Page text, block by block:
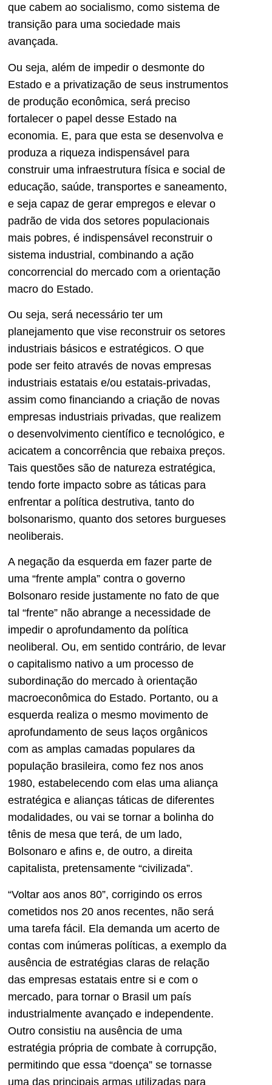
que cabem ao socialismo, como sistema de
transição para uma sociedade mais
avançada.
Ou seja, além de impedir o desmonte do
Estado e a privatização de seus instrumentos
de produção econômica, será preciso
fortalecer o papel desse Estado na
economia. E, para que esta se desenvolva e
produza a riqueza indispensável para
construir uma infraestrutura física e social de
educação, saúde, transportes e saneamento,
e seja capaz de gerar empregos e elevar o
padrão de vida dos setores populacionais
mais pobres, é indispensável reconstruir o
sistema industrial, combinando a ação
concorrencial do mercado com a orientação
macro do Estado.
Ou seja, será necessário ter um
planejamento que vise reconstruir os setores
industriais básicos e estratégicos. O que
pode ser feito através de novas empresas
industriais estatais e/ou estatais-privadas,
assim como financiando a criação de novas
empresas industriais privadas, que realizem
o desenvolvimento científico e tecnológico, e
acicatem a concorrência que rebaixa preços.
Tais questões são de natureza estratégica,
tendo forte impacto sobre as táticas para
enfrentar a política destrutiva, tanto do
bolsonarismo, quanto dos setores burgueses
neoliberais.
A negação da esquerda em fazer parte de
uma “frente ampla” contra o governo
Bolsonaro reside justamente no fato de que
tal “frente” não abrange a necessidade de
impedir o aprofundamento da política
neoliberal. Ou, em sentido contrário, de levar
o capitalismo nativo a um processo de
subordinação do mercado à orientação
macroeconômica do Estado. Portanto, ou a
esquerda realiza o mesmo movimento de
aprofundamento de seus laços orgânicos
com as amplas camadas populares da
população brasileira, como fez nos anos
1980, estabelecendo com elas uma aliança
estratégica e alianças táticas de diferentes
modalidades, ou vai se tornar a bolinha do
tênis de mesa que terá, de um lado,
Bolsonaro e afins e, de outro, a direita
capitalista, pretensamente “civilizada”.
“Voltar aos anos 80”, corrigindo os erros
cometidos nos 20 anos recentes, não será
uma tarefa fácil. Ela demanda um acerto de
contas com inúmeras políticas, a exemplo da
ausência de estratégias claras de relação
das empresas estatais entre si e com o
mercado, para tornar o Brasil um país
industrialmente avançado e independente.
Outro consistiu na ausência de uma
estratégia própria de combate à corrupção,
permitindo que essa “doença” se tornasse
uma das principais armas utilizadas para